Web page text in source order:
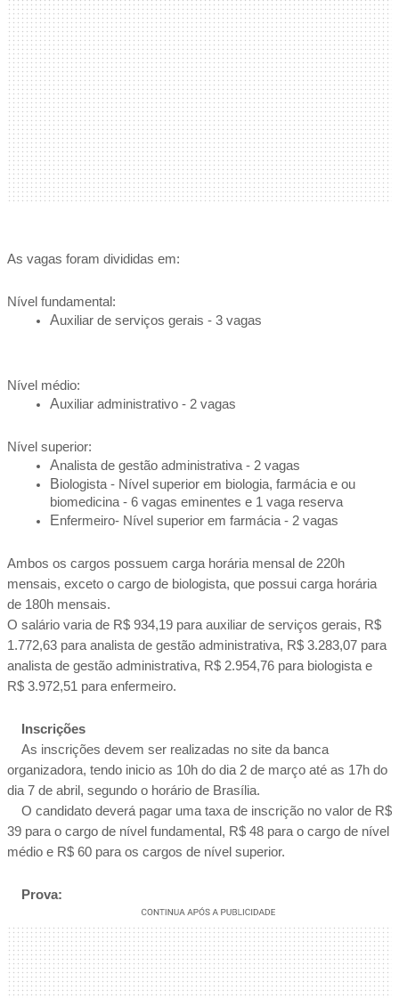
As vagas foram divididas em:
Nível fundamental:
Auxiliar de serviços gerais - 3 vagas
Nível médio:
Auxiliar administrativo - 2 vagas
Nível superior:
Analista de gestão administrativa - 2 vagas
Biologista - Nível superior em biologia, farmácia e ou
biomedicina - 6 vagas eminentes e 1 vaga reserva
Enfermeiro- Nível superior em farmácia - 2 vagas
Ambos os cargos possuem carga horária mensal de 220h
mensais, exceto o cargo de biologista, que possui carga horária
de 180h mensais.
O salário varia de R$ 934,19 para auxiliar de serviços gerais, R$
1.772,63 para analista de gestão administrativa, R$ 3.283,07 para
analista de gestão administrativa, R$ 2.954,76 para biologista e
R$ 3.972,51 para enfermeiro.
Inscrições
As inscrições devem ser realizadas no site da banca
organizadora, tendo inicio as 10h do dia 2 de março até as 17h do
dia 7 de abril, segundo o horário de Brasília.
O candidato deverá pagar uma taxa de inscrição no valor de R$
39 para o cargo de nível fundamental, R$ 48 para o cargo de nível
médio e R$ 60 para os cargos de nível superior.
Prova: